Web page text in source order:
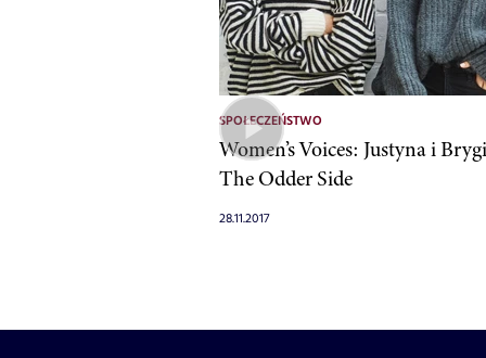
SPOŁECZEŃSTWO
Women’s Voices: Justyna i
The Odder Side
28.11.2017